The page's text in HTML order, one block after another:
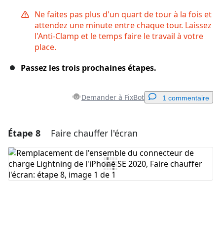
Ne faites pas plus d'un quart de tour à la fois et
attendez une minute entre chaque tour. Laissez
l'Anti-Clamp et le temps faire le travail à votre
place.
Passez les trois prochaines étapes.
Demander à FixBot 1 commentaire
Ajouter un commentaire
Ajouter un commentaire
Étape 8 Faire chauffer l'écran